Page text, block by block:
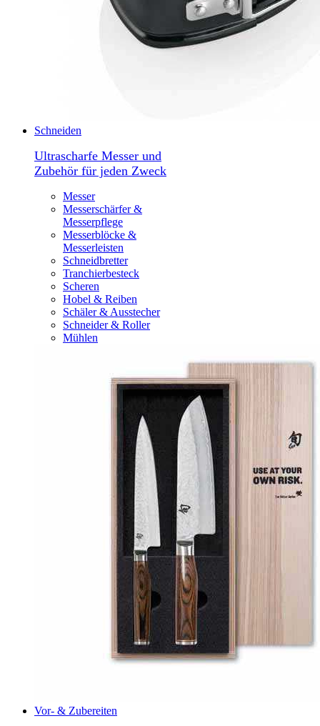
Schneiden
Ultrascharfe Messer und
Zubehör für jeden Zweck
Messer
Messerschärfer &
Messerpflege
Messerblöcke &
Messerleisten
Schneidbretter
Tranchierbesteck
Scheren
Hobel & Reiben
Schäler & Ausstecher
Schneider & Roller
Mühlen
Vor- & Zubereiten